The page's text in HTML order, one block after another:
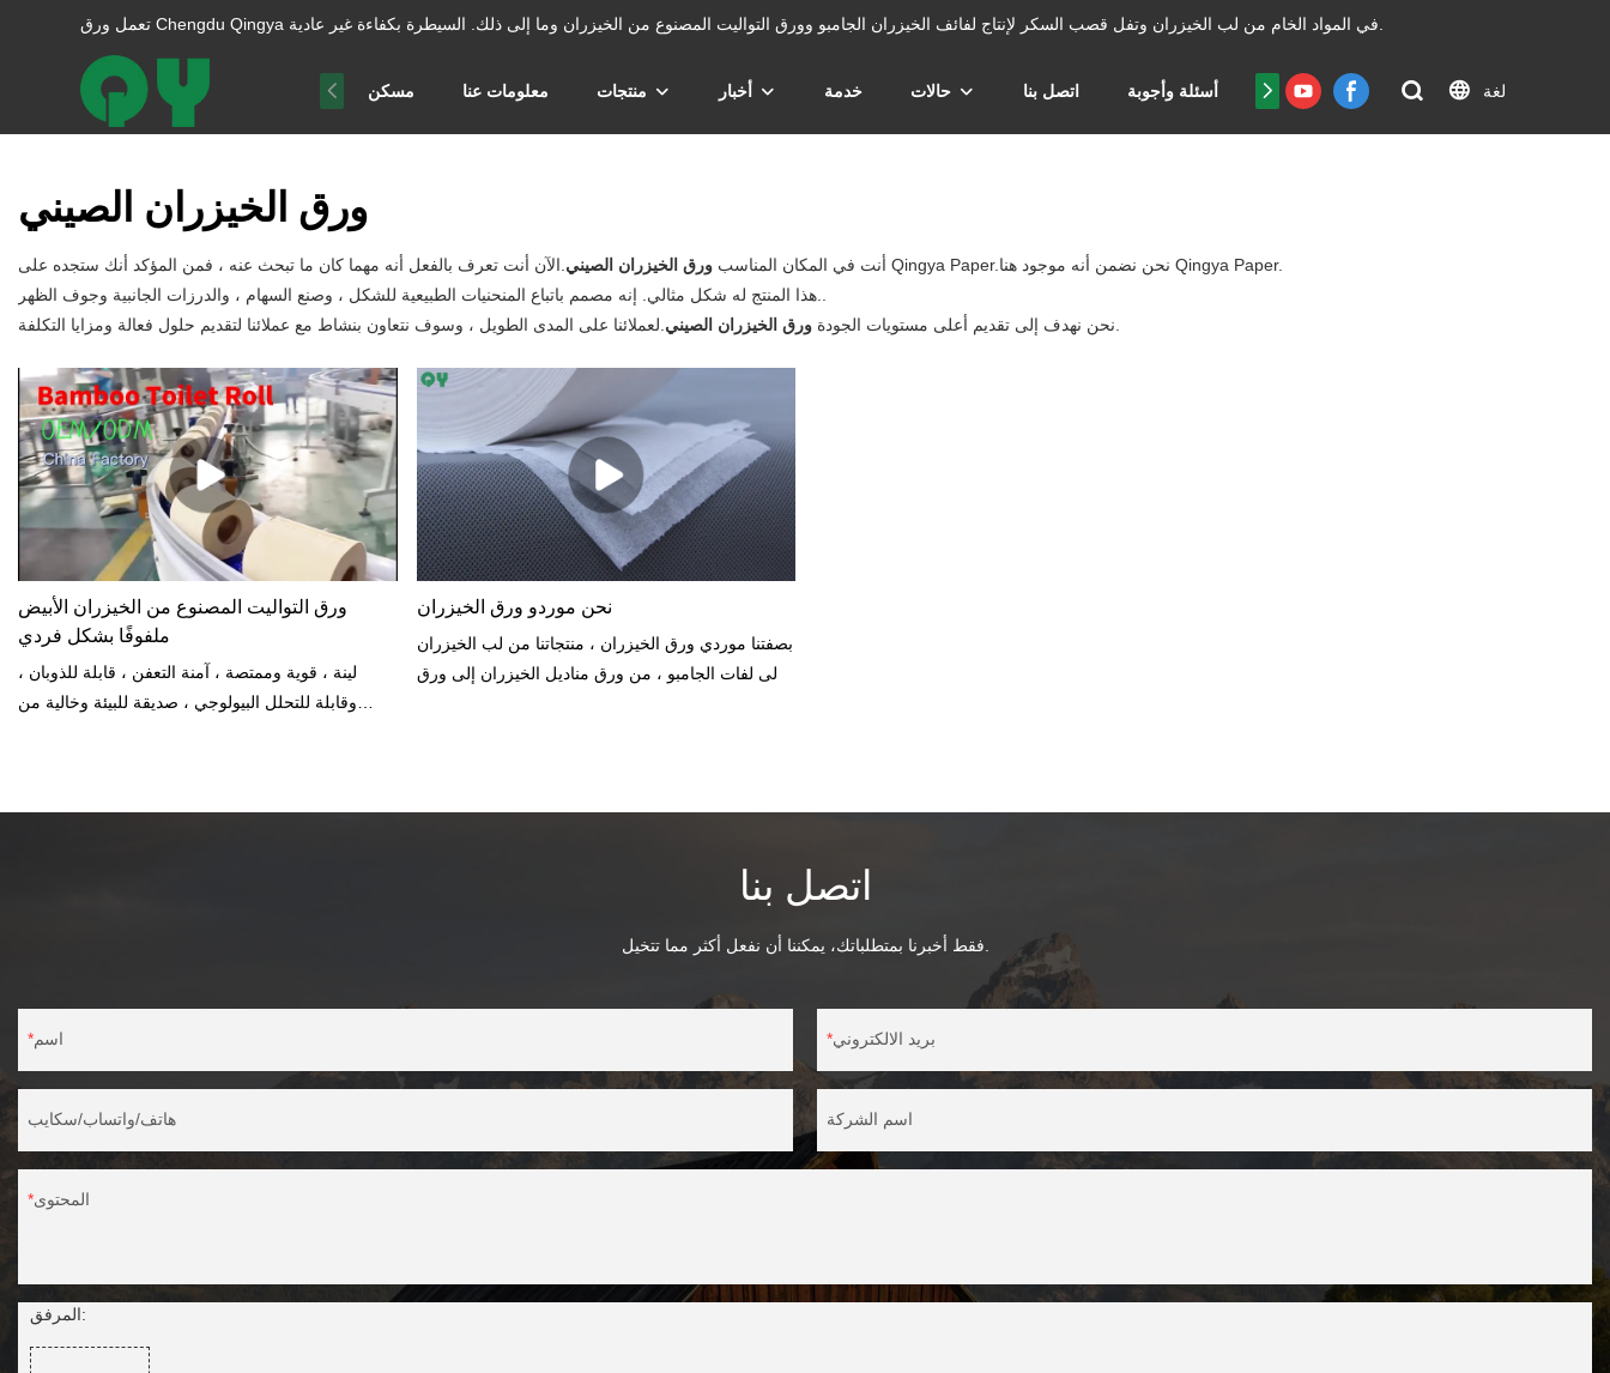
تعمل ورق Chengdu Qingya في المواد الخام من لب الخيزران وتفل قصب السكر لإنتاج لفائف الخيزران الجامبو وورق التواليت المصنوع من الخيزران وما إلى ذلك.
مسكن معلومات عنا منتجات أخبار خدمة حالات اتصل بنا أسئلة وأجوبة شهادة لغة
ورق الخيزران الصيني
أنت في المكان المناسب ورق الخيزران الصيني
.الآن أنت تعرف بالفعل أنه مهما كان ما تبحث عنه ، فمن المؤكد أنك ستجده على Qingya Paper.نحن نضمن أنه موجود هنا Qingya Paper.
هذا المنتج له شكل مثالي. إنه مصمم باتباع المنحنيات الطبيعية للشكل ، وصنع السهام ، والدرزات الجانبية وجوف الظهر..
نحن نهدف إلى تقديم أعلى مستويات الجودة ورق الخيزران الصيني .لعملائنا على المدى الطويل ، وسوف نتعاون بنشاط مع عملائنا لتقديم حلول فعالة ومزايا التكلفة.
ورق التواليت المصنوع من الخيزران الأبيض
ملفوفًا بشكل فردي
لينة ، قوية وممتصة ، آمنة التعفن ، قابلة للذوبان ،
وقابلة للتحلل البيولوجي ، صديقة للبيئة وخالية من
نحن موردو ورق الخيزران
بصفتنا موردي ورق الخيزران ، منتجاتنا من لب الخيزران
إلى لفات الجامبو ، من ورق مناديل الخيزران إلى ورق
اتصل بنا
اسم بريد الالكتروني
هاتف/واتساب/سكايب اسم الشركة
المحتوى
المرفق: